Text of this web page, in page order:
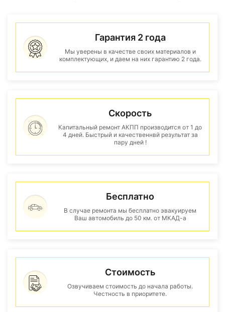
Гарантия 2 года
Мы уверены в качестве своих материалов и
комплектующих, и даем на них гарантию 2 года.
Скорость
Капитальный ремонт АКПП производится от 1 до
4 дней. Быстрый и качественнвй результат за
пару дней !
Бесплатно
В случае ремонта мы бесплатно эвакуируем
Ваш автомобиль до 50 км. от МКАД-а
Стоимость
Озвучиваем стоимость до начала работы.
Честность в приоритете.